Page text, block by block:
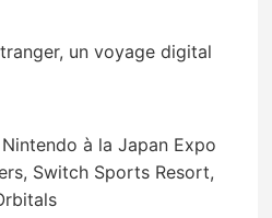
un voyage digital
à la Japan Expo
Switch Sports Resort,